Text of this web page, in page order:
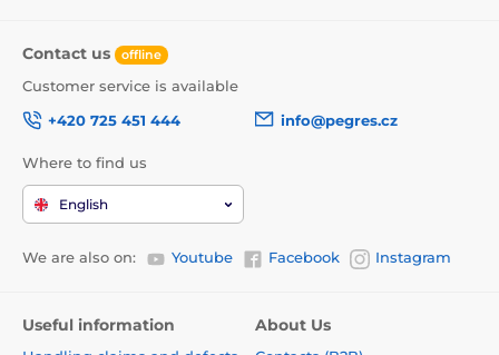
Contact us offline
Customer service is available
+420 725 451 444
info@pegres.cz
Where to find us
English
We are also on: Youtube Facebook Instagram
Useful information About Us